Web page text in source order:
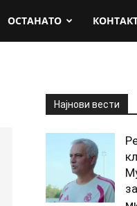
ОСТАНАТО
Најнови вести